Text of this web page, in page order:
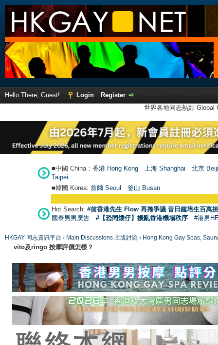
Hello There, Guest! Login
Register
世界各地同志熱點
■中國 China： 香港 Hong Kong 上海 Shanghai
北京
Taipei
■韓國 Korea: 首爾 Seoul 釜山 Busan
Hot Search: #前香港先生 Flow 再捲爭議 昔日鍾培生百萬
國泰男男廣告
#【恐同矮仔】擾亂香港機場秩序 #港男
HKGAY 同志資訊平台 › Main Discussions 主版討論 › Hong Kong Gay Spas,
vito及ringo 按摩評價怎樣？